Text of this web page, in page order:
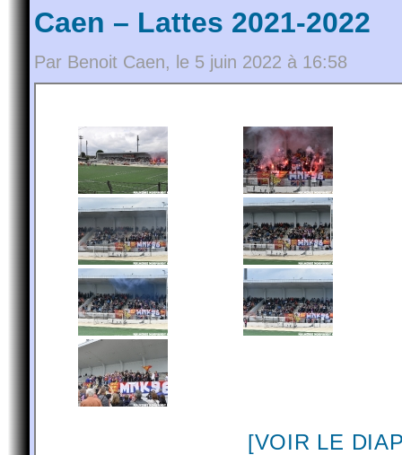
Caen – Lattes 2021-2022
Par Benoit Caen, le 5 juin 2022 à 16:58
[VOIR LE